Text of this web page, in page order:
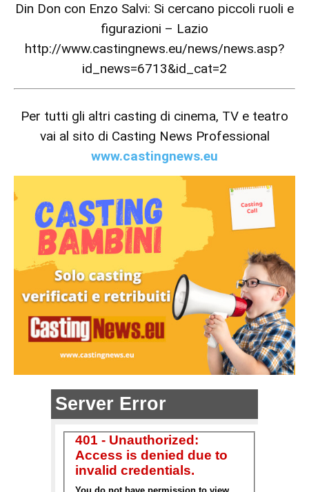
Din Don con Enzo Salvi: Si cercano piccoli ruoli e
figurazioni – Lazio
http://www.castingnews.eu/news/news.asp?
id_news=6713&id_cat=2
Per tutti gli altri casting di cinema, TV e teatro
vai al sito di Casting News Professional
www.castingnews.eu